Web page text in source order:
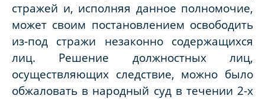
стражей и, исполняя данное полномочие,
может своим постановлением освободить
из-под стражи незаконно содержащихся
лиц. Решение должностных лиц,
осуществляющих следствие, можно было
обжаловать в народный суд в течении 2-х